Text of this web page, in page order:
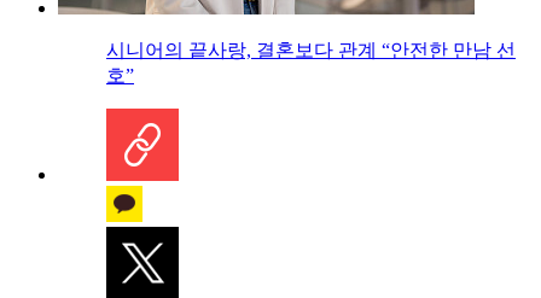
시니어의 끝사랑, 결혼보다 관계 “안전한 만남 선
호”